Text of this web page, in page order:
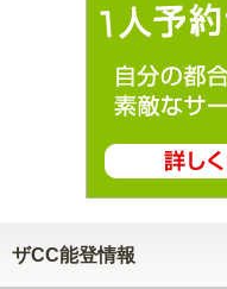
ザCC能登情報